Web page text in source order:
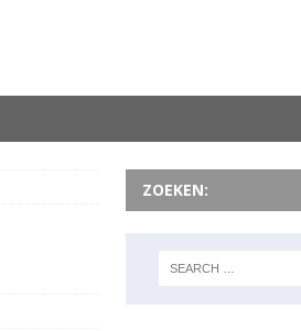
ZOEKEN: